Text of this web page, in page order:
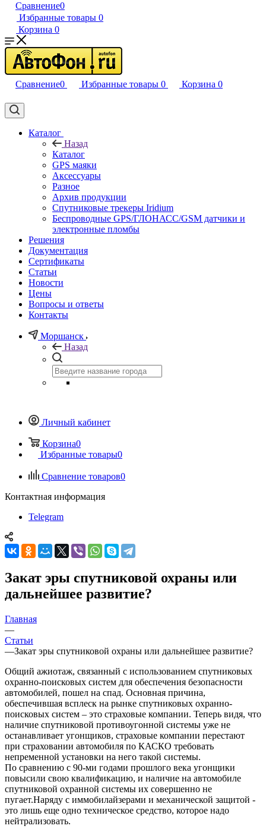
Сравнение0
Избранные товары 0
Корзина 0
Сравнение0 Избранные товары 0 Корзина 0
Каталог
Назад
Каталог
GPS маяки
Аксессуары
Разное
Архив продукции
Спутниковые трекеры Iridium
Беспроводные GPS/ГЛОНАСС/GSM датчики и
электронные пломбы
Решения
Документация
Сертификаты
Статьи
Новости
Цены
Вопросы и ответы
Контакты
Моршанск
Назад
Личный кабинет
Корзина0
Избранные товары0
Сравнение товаров0
Контактная информация
Telegram
Закат эры спутниковой охраны или
дальнейшее развитие?
Главная
—
Статьи
—Закат эры спутниковой охраны или дальнейшее развитие?
Общий ажиотаж, связанный с использованием спутниковых
охранно-поисковых систем для обеспечения безопасности
автомобилей, пошел на спад. Основная причина,
обеспечившая всплеск на рынке спутниковых охранно-
поисковых систем – это страховые компании. Теперь видя, что
наличие спутниковой противоугонной системы уже не
останавливает угонщиков, страховые компании перестают
при страховании автомобиля по КАСКО требовать
непременной установки на него такой системы.
По сравнению с 90-ми годами прошлого века угонщики
повысили свою квалификацию, и наличие на автомобиле
спутниковой охранной системы их совершенно не
пугает.Наряду с иммобилайзерами и механической защитой -
это лишь еще одно техническое средство, которое надо
нейтрализовать.